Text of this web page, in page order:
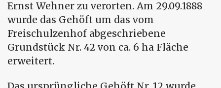
Ernst Wehner zu verorten. Am 29.09.1888
wurde das Gehöft um das vom
Freischulzenhof abgeschriebene
Grundstück Nr. 42 von ca. 6 ha Fläche
erweitert.